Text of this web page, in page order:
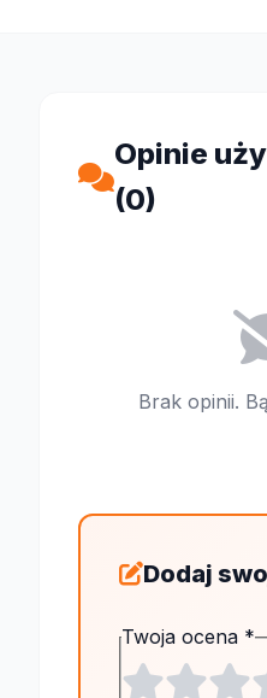
Opinie
(0)
Brak opinii.
Dodaj
Twoja ocena *